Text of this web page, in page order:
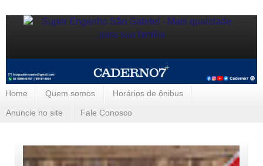
Home Quem somos Horários de ônibus
Anuncie no site Fale Conosco